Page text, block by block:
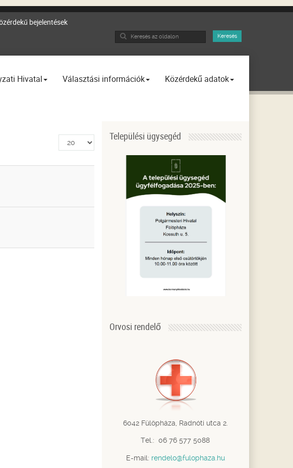
bejelentések
Search
Keresés
Hivatal Választási információk Közérdekű adatok
Tételek
#
Települési ügysegéd
Orvosi rendelő
6042 Fülöpháza, Radnóti utca 2.
Tel.: 06 76 577 5088
E-mail: rendelo@fulophaza.hu